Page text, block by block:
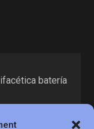
batería